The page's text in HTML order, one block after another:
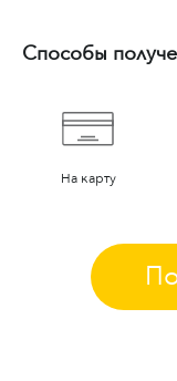
Способы
На карту